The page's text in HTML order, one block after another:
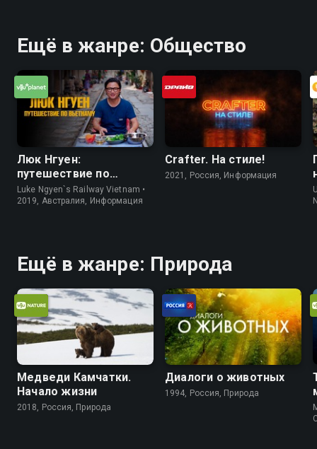
Ещё в жанре: Общество
Люк Нгуен:
путешествие по
Вьетнаму
Luke Ngyen`s Railway Vietnam •
2019, Австралия, Информация
Crafter. На стилe!
2021, Россия, Информация
Ещё в жанре: Природа
Медведи Камчатки.
Начало жизни
2018, Россия, Природа
Диалоги о животных
1994, Россия, Природа